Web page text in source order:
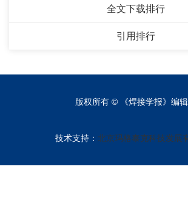
全文下载排行
引用排行
版权所有 © 《焊接学报》编
技术支持： 北京玛格泰克科技发展